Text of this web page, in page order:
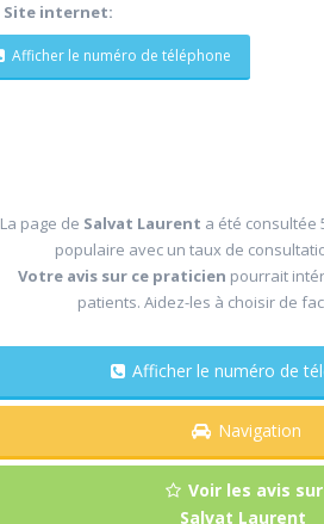
Site internet:
Afficher le numéro de téléphone
La page de Salvat Laurent a été consultée
populaire avec un taux de
Votre avis sur ce praticien pourrait
patients. Aidez-les à choisir de
Afficher le numéro
Navigation
Voir les avis sur
Salvat Laurent